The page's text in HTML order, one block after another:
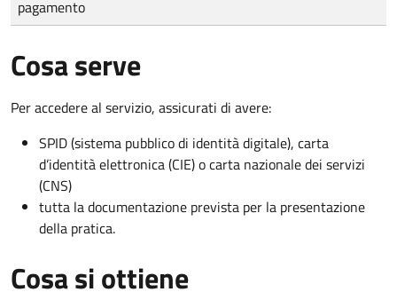
pagamento
Cosa serve
Per accedere al servizio, assicurati di avere:
SPID (sistema pubblico di identità digitale), carta
d’identità elettronica (CIE) o carta nazionale dei servizi
(CNS)
tutta la documentazione prevista per la presentazione
della pratica.
Cosa si ottiene